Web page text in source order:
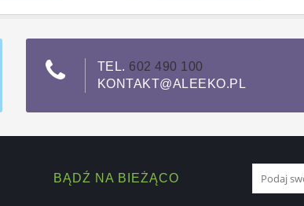
TEL. 602 490 100
KONTAKT@ALEEKO.PL
BĄDŹ NA BIEŻĄCO